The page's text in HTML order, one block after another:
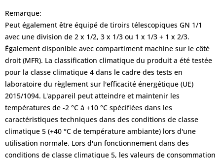
Remarque:
Peut également être équipé de tiroirs télescopiques GN 1/1
avec une division de 2 x 1/2, 3 x 1/3 ou 1 x 1/3 + 1 x 2/3.
Également disponible avec compartiment machine sur le côté
droit (MFR). La classification climatique du produit a été testée
pour la classe climatique 4 dans le cadre des tests en
laboratoire du règlement sur l'efficacité énergétique (UE)
2015/1094. L'appareil peut atteindre et maintenir les
températures de -2 °C à +10 °C spécifiées dans les
caractéristiques techniques dans des conditions de classe
climatique 5 (+40 °C de température ambiante) lors d'une
utilisation normale. Lors d'un fonctionnement dans des
conditions de classe climatique 5, les valeurs de consommation